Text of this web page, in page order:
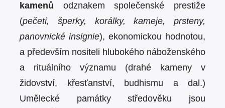
kamenů odznakem společenské prestiže
(pečeti, šperky, korálky, kameje, prsteny,
panovnické insignie), ekonomickou hodnotou,
a především nositeli hlubokého náboženského
a rituálního významu (drahé kameny v
židovství, křesťanství, budhismu a dal.)
Umělecké památky středověku jsou